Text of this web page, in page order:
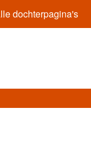
dochterpagina's